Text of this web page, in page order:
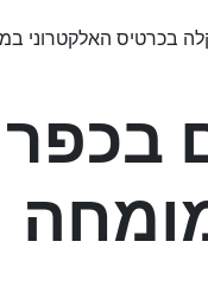
האלקטרוני